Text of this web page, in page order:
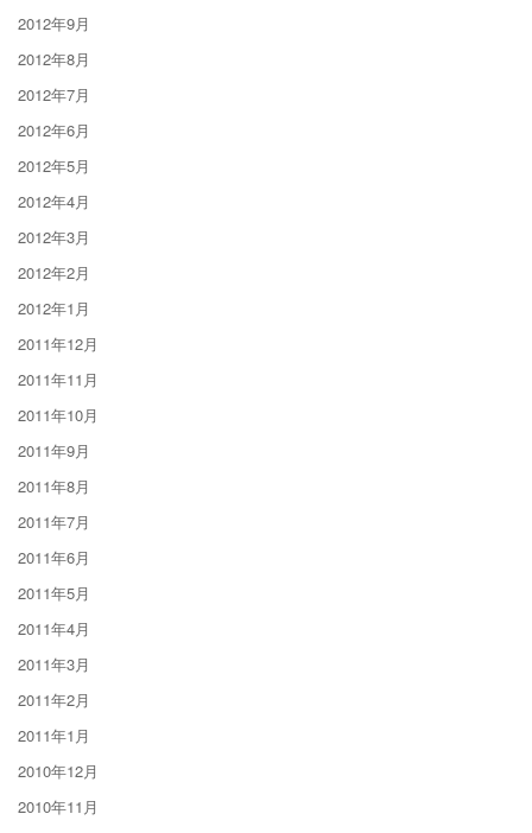
2012年9月
2012年8月
2012年7月
2012年6月
2012年5月
2012年4月
2012年3月
2012年2月
2012年1月
2011年12月
2011年11月
2011年10月
2011年9月
2011年8月
2011年7月
2011年6月
2011年5月
2011年4月
2011年3月
2011年2月
2011年1月
2010年12月
2010年11月